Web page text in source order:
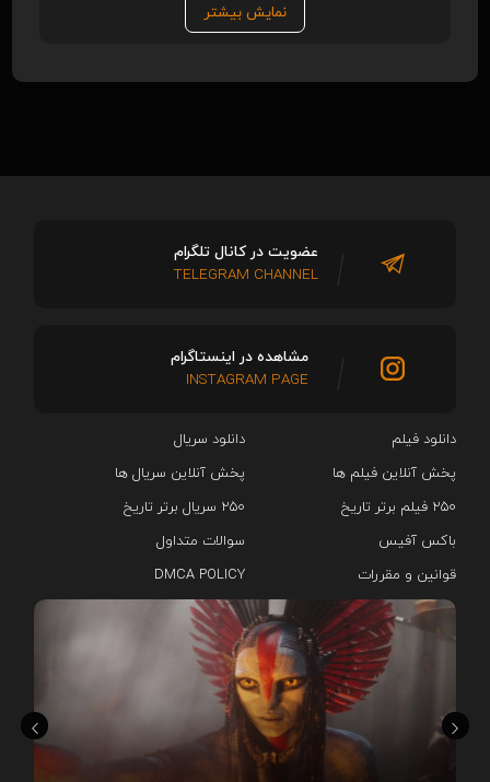
نمایش بیشتر
دانلود فیلم
دانلود سریال‌
پخش آنلاین فیلم ها
پخش آنلاین سریال ها
۲۵۰ فیلم برتر تاریخ
۲۵۰ سریال برتر تاریخ
باکس آفیس
سوالات متداول
قوانین و مقررات
DMCA POLICY
عضویت در کانال تلگرام
TELEGRAM CHANNEL
مشاهده در اینستاگرام
INSTAGRAM PAGE